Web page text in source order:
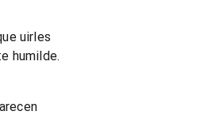
uirles
humilde.